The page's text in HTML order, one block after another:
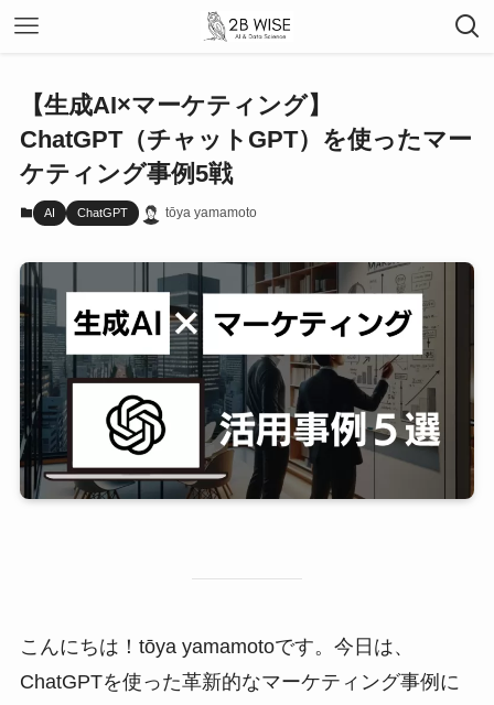
【生成AI×マーケティング】
ChatGPT（チャットGPT）を使ったマー
ケティング事例5戦
AI ChatGPT tōya yamamoto
こんにちは！tōya yamamotoです。今日は、
ChatGPTを使った革新的なマーケティング事例に